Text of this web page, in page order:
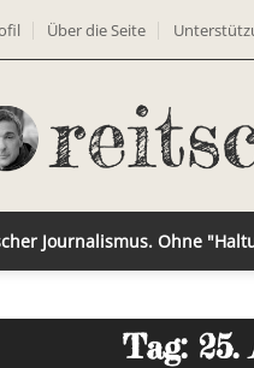
Über die Seite
Journalismus. Ohne
Tag: 25.